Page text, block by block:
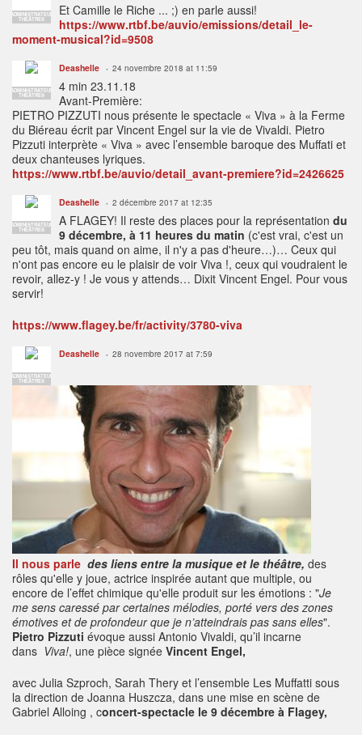
ADMINISTRATEUR
THÉÂTRES
Et Camille le Riche ... ;) en parle aussi!
https://www.rtbf.be/auvio/emissions/detail_le-
moment-musical?id=9508
ADMINISTRATEUR
THÉÂTRES
Deashelle 24 novembre 2018 at 11:59
4 min 23.11.18
Avant-Première:
PIETRO PIZZUTI nous présente le spectacle « Viva » à la Ferme
du Biéreau écrit par Vincent Engel sur la vie de Vivaldi. Pietro
Pizzuti interprète « Viva » avec l’ensemble baroque des Muffati et
deux chanteuses lyriques.
https://www.rtbf.be/auvio/detail_avant-premiere?id=2426625
ADMINISTRATEUR
THÉÂTRES
Deashelle 2 décembre 2017 at 12:35
A FLAGEY! Il reste des places pour la représentation du
9 décembre, à 11 heures du matin (c'est vrai, c'est un
peu tôt, mais quand on aime, il n'y a pas d'heure…)… Ceux qui
n'ont pas encore eu le plaisir de voir Viva !, ceux qui voudraient le
revoir, allez-y ! Je vous y attends… Dixit Vincent Engel. Pour vous
servir!
https://www.flagey.be/fr/activity/3780-viva
ADMINISTRATEUR
THÉÂTRES
Deashelle 28 novembre 2017 at 7:59
Il nous parle des liens entre la musique et le théâtre, des
rôles qu'elle y joue, actrice inspirée autant que multiple, ou
encore de l’effet chimique qu'elle produit sur les émotions : "Je
me sens caressé par certaines mélodies, porté vers des zones
émotives et de profondeur que je n’atteindrais pas sans elles".
Pietro Pizzuti évoque aussi Antonio Vivaldi, qu’il incarne
dans Viva!, une pièce signée Vincent Engel,
avec Julia Szproch, Sarah Thery et l’ensemble Les Muffatti sous
la direction de Joanna Huszcza, dans une mise en scène de
Gabriel Alloing , concert-spectacle le 9 décembre à Flagey,